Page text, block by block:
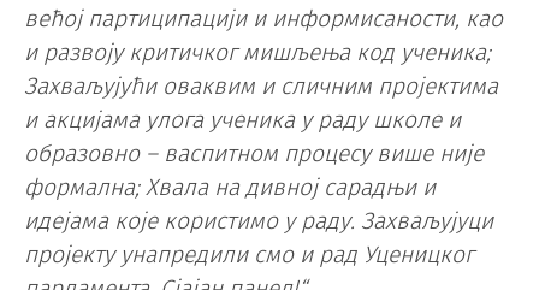
већој партиципацији и информисаности, као
и развоју критичког мишљења код ученика;
Захваљујући оваквим и сличним пројектима
и акцијама улога ученика у раду школе и
образовно – васпитном процесу више није
формална; Хвала на дивној сарадњи и
идејама које користимо у раду. Захваљујуци
пројекту унапредили смо и рад Уценицког